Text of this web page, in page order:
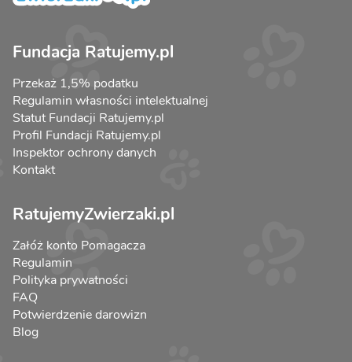
Fundacja Ratujemy.pl
Przekaż 1,5% podatku
Regulamin własności intelektualnej
Statut Fundacji Ratujemy.pl
Profil Fundacji Ratujemy.pl
Inspektor ochrony danych
Kontakt
RatujemyZwierzaki.pl
Załóż konto Pomagacza
Regulamin
Polityka prywatności
FAQ
Potwierdzenie darowizn
Blog